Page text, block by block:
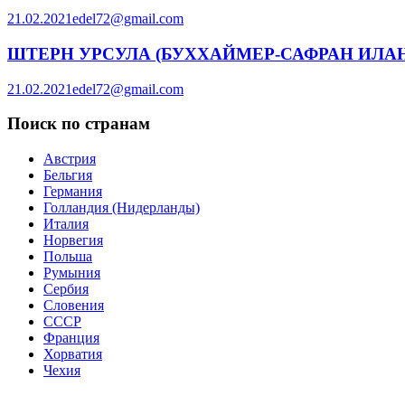
21.02.2021edel72@gmail.com
ШТЕРН УРСУЛА (БУХХАЙМЕР-САФРАН
21.02.2021edel72@gmail.com
Поиск по странам
Австрия
Бельгия
Германия
Голландия (Нидерланды)
Италия
Норвегия
Польша
Румыния
Сербия
Словения
СССР
Франция
Хорватия
Чехия